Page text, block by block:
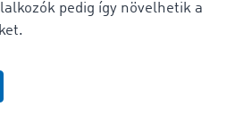
pedig így növelhetik a